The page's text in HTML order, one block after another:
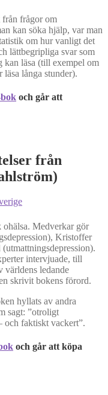
från frågor om
kan söka hjälp, var man
om hur vanligt det
lättbegripliga svar som
kan läsa (till exempel om
långa stunder).
och går att
från
ohälsa. Medverkar gör
Kristoffer
intervjuade, till
världens ledande
skrivit bokens förord.
hyllats av andra
sagt: ”otroligt
och faktiskt vackert”.
och går att köpa